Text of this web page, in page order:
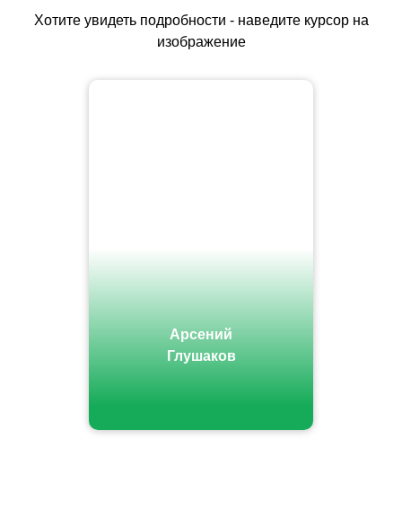
Хотите увидеть подробности - наведите курсор на
изображение
Арсений
Глушаков